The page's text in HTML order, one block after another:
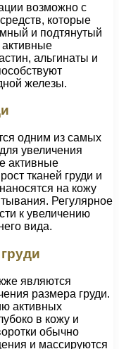
возможно с
которые
и подтянутый
альгинаты и
железы.
одним из самых
увеличения
активные
тканей груди и
на кожу
Регулярное
к увеличению
вида.
являются
размера груди.
активных
в кожу и
обычно
и массируются